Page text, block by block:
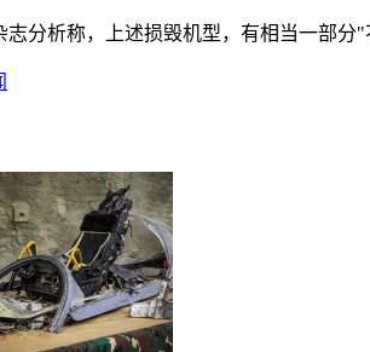
分析称，上述损毁机型，有相当一部分